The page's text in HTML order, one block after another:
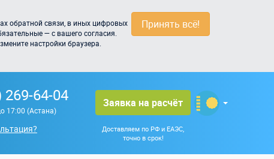
Принять всё!
обратной связи, в иных цифровых
— с вашего согласия.
настройки браузера.
269-64-04
17:00 (Астана)
Заявка на расчёт
Доставляем по РФ и ЕАЭС,
точно в срок!